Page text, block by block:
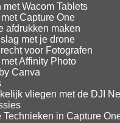
Wacom Tablets
Capture One
afdrukken maken
met je drone
voor Fotografen
Affinity Photo
Canva
vliegen met de DJI
in Capture